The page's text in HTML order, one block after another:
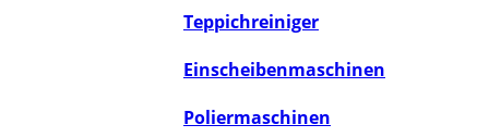
Teppichreiniger
Einscheibenmaschinen
Poliermaschinen